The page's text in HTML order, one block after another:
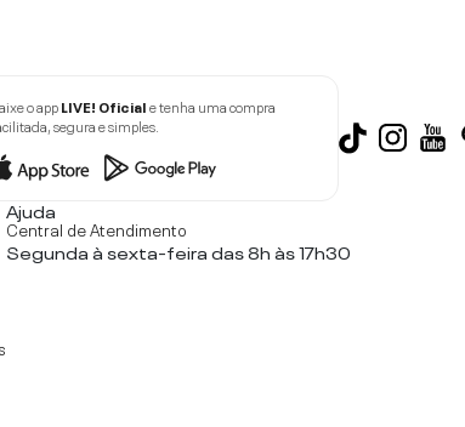
o appLIVE! Oficiale tenha uma compra
segura e simples.
Ajuda
Central de Atendimento
Segunda à sexta-feira das 8h às 17h30